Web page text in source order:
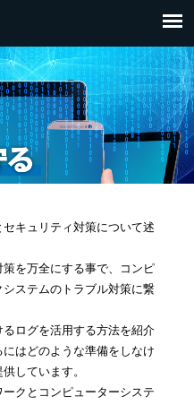
キュリティ対策について述
を万全にする事で、コンピ
ステムのトラブル対策に繋
ログを活用する方法を紹介
はどのような準備をしなけ
しています。
クとコンピューターシステ